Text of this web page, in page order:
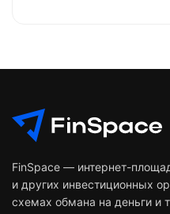
FinSpace — интернет-
и других инвестиционных
схемах обмана на деньги и